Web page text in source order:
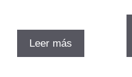
Leer más